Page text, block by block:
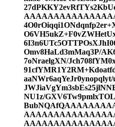
Omv8HaLd3mMaq3P/
7oNraelgXN/
NU1z/